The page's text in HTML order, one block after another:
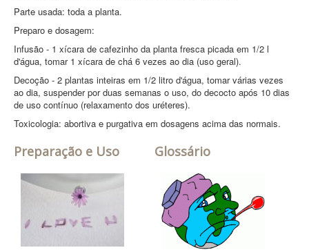
Parte usada: toda a planta.
Preparo e dosagem:
Infusão - 1 xícara de cafezinho da planta fresca picada em 1/2 l
d'água, tomar 1 xícara de chá 6 vezes ao dia (uso geral).
Decoção - 2 plantas inteiras em 1/2 litro d'água, tomar várias vezes
ao dia, suspender por duas semanas o uso, do decocto após 10 dias
de uso contínuo (relaxamento dos uréteres).
Toxicologia: abortiva e purgativa em dosagens acima das normais.
Preparação e Uso Glossário